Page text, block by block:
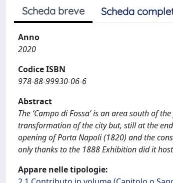
Scheda breve Scheda
Anno
2020
Codice ISBN
978-88-99930-06-6
Abstract
The ‘Campo di Fossa’ is an area south of
transformation of the city but, still at the
opening of Porta Napoli (1820) and the
only thanks to the 1888 Exhibition did it
Appare nelle tipologie: